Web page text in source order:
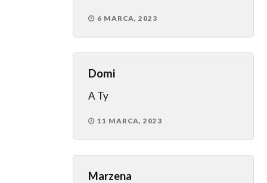
6 MARCA, 2023
Domi
A Ty
11 MARCA, 2023
Marzena